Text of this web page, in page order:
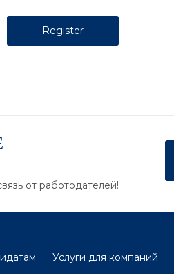
от работодателей!
Услуги для компаний